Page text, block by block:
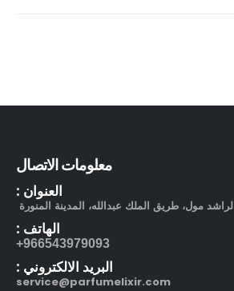
معلومات الاتصال
العنوان :
الراشد مول، طريق الملك عبدالله، المدينة المنورة
الهاتف :
966543979093+
البريد الالكتروني :
service@parfumelixir.com